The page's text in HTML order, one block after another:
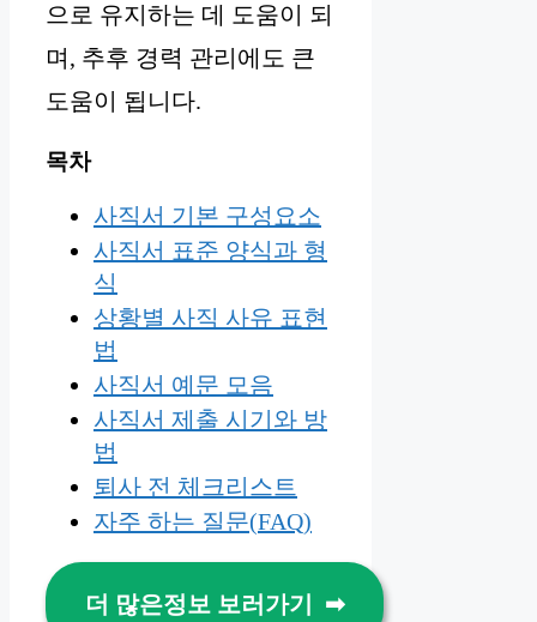
으로 유지하는 데 도움이 되
며, 추후 경력 관리에도 큰
도움이 됩니다.
목차
사직서 기본 구성요소
사직서 표준 양식과 형
식
상황별 사직 사유 표현
법
사직서 예문 모음
사직서 제출 시기와 방
법
퇴사 전 체크리스트
자주 하는 질문(FAQ)
더 많은정보 보러가기